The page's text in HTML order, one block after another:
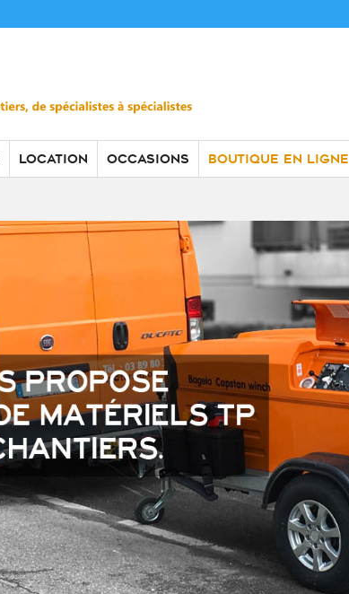
LOCATION OCCASIONS BOUTIQUE EN LIGNE